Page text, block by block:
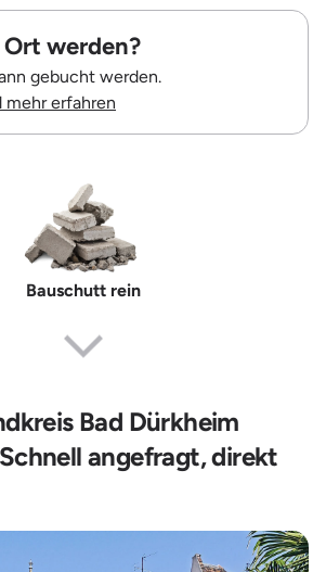
werden?
gebucht werden.
mehr erfahren
Bauschutt rein
Erdaushub
Bad Dürkheim
angefragt, direkt